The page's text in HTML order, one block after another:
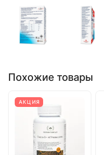
Похожие товары
АКЦИЯ